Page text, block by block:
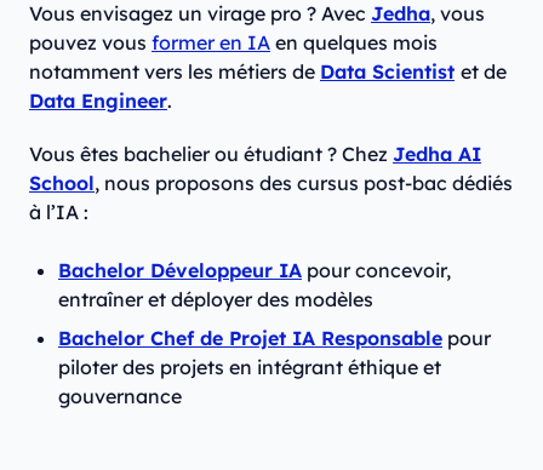
Vous envisagez un virage pro ? Avec Jedha, vous
pouvez vous former en IA en quelques mois
notamment vers les métiers de Data Scientist et de
Data Engineer.
Vous êtes bachelier ou étudiant ? Chez Jedha AI
School, nous proposons des cursus post-bac dédiés
à l’IA :
Bachelor Développeur IA pour concevoir,
entraîner et déployer des modèles
Bachelor Chef de Projet IA Responsable pour
piloter des projets en intégrant éthique et
gouvernance